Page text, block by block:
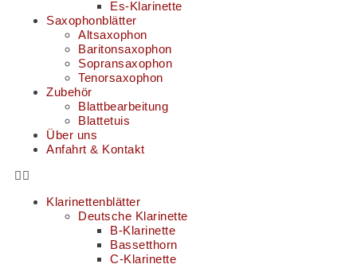
Es-Klarinette
Saxophonblätter
Altsaxophon
Baritonsaxophon
Sopransaxophon
Tenorsaxophon
Zubehör
Blattbearbeitung
Blattetuis
Über uns
Anfahrt & Kontakt
Klarinettenblätter
Deutsche Klarinette
B-Klarinette
Bassetthorn
C-Klarinette